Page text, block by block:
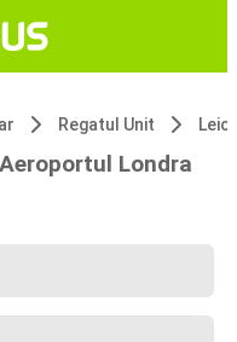
Regatul Unit
Londra